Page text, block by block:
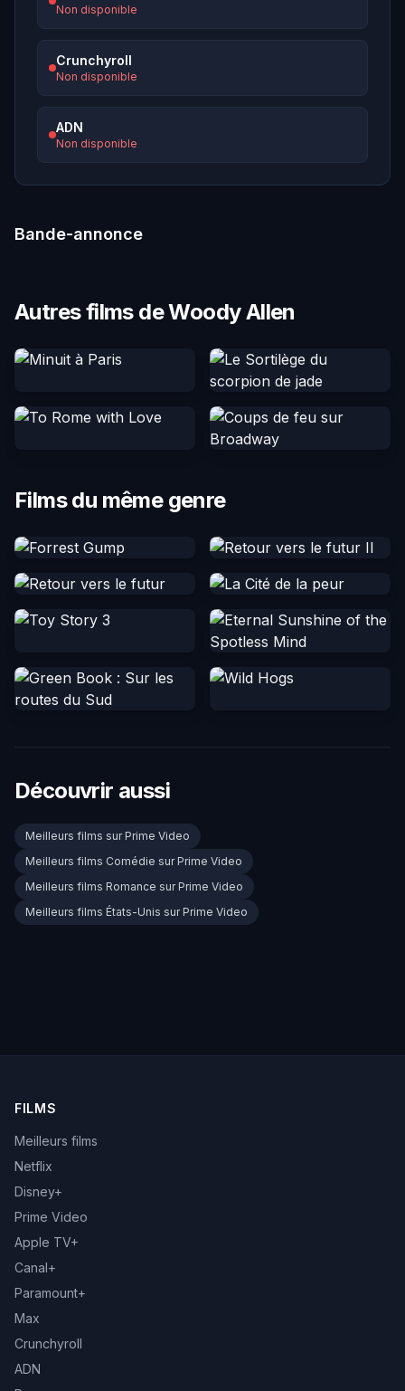
Non disponible
Crunchyroll
Non disponible
ADN
Non disponible
Bande-annonce
Autres films de Woody Allen
Films du même genre
Découvrir aussi
Meilleurs films sur Prime Video
Meilleurs films Comédie sur Prime Video
Meilleurs films Romance sur Prime Video
Meilleurs films États-Unis sur Prime Video
FILMS
Meilleurs films
Netflix
Disney+
Prime Video
Apple TV+
Canal+
Paramount+
Max
Crunchyroll
ADN